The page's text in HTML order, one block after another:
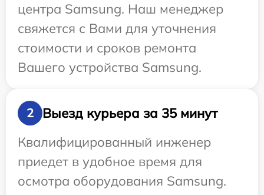
центра Samsung. Наш менеджер
свяжется с Вами для уточнения
стоимости и сроков ремонта
Вашего устройства Samsung.
2
Выезд курьера за 35 минут
Квалифицированный инженер
приедет в удобное время для
осмотра оборудования Samsung.